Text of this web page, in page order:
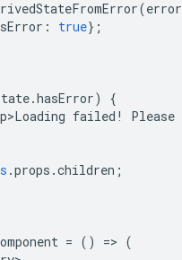
(error
: true};
.hasError)
{
p>Loading failed ! Please
.props .children ;
= () => (